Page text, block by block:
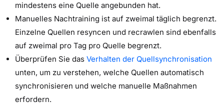
mindestens eine Quelle angebunden hat.
Manuelles Nachtraining ist auf zweimal täglich begrenzt.
Einzelne Quellen resyncen und recrawlen sind ebenfalls
auf zweimal pro Tag pro Quelle begrenzt.
Überprüfen Sie das Verhalten der Quellsynchronisation
unten, um zu verstehen, welche Quellen automatisch
synchronisieren und welche manuelle Maßnahmen
erfordern.